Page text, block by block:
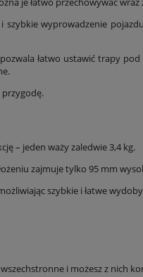
wyprowadzenie
łatwo ustawić trapy
– jeden waży zaledwie 3,4 kg.
zajmuje tylko 95 mm
szybkie i łatwe
i możesz z nich